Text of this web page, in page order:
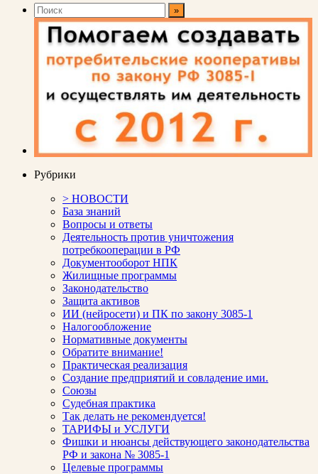
Рубрики
> НОВОСТИ
База знаний
Вопросы и ответы
Деятельность против уничтожения
потребкооперации в РФ
Документооборот НПК
Жилищные программы
Законодательство
Защита активов
ИИ (нейросети) и ПК по закону 3085-1
Налогообложение
Нормативные документы
Обратите внимание!
Практическая реализация
Создание предприятий и совладение ими.
Союзы
Судебная практика
Так делать не рекомендуется!
ТАРИФЫ и УСЛУГИ
Фишки и нюансы действующего законодательства
РФ и закона № 3085-1
Целевые программы